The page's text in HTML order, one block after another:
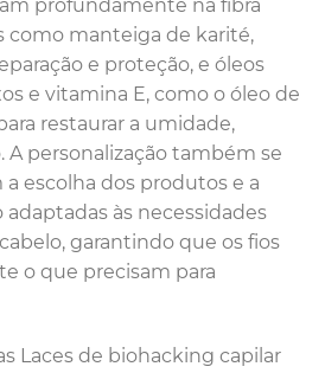
profundamente na fibra
como manteiga de karité,
e proteção, e óleos
e vitamina E, como o óleo de
restaurar a umidade,
A personalização também se
escolha dos produtos e a
às necessidades
garantindo que os fios
o que precisam para
Laces de biohacking capilar